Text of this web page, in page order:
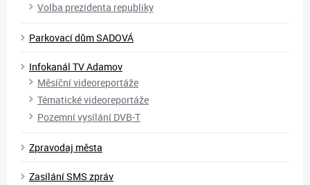
Volba prezidenta republiky
Parkovací dům SADOVÁ
Infokanál TV Adamov
Měsíční videoreportáže
Tématické videoreportáže
Pozemní vysílání DVB-T
Zpravodaj města
Zasílání SMS zpráv